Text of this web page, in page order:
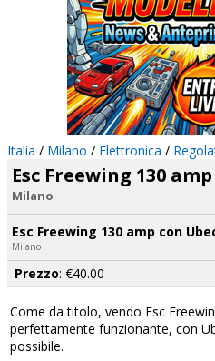
Italia / Milano / Elettronica /
Esc Freewing 130
Milano
Esc Freewing 130 amp con
Milano
Prezzo: €40.00
Come da titolo, vendo Esc
perfettamente funzionante, con
possibile.